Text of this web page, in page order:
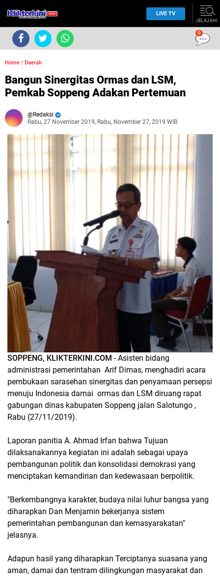
LIVE TV
JELAJAHI
Home / Daerah
Bangun Sinergitas Ormas dan LSM,
Pemkab Soppeng Adakan Pertemuan
Redaksi
Rabu, 27 November 2019, Rabu, November 27, 2019 WIB
SOPPENG, KLIKTERKINI.COM - Asisten bidang
administrasi pemerintahan Arif Dimas, menghadiri acara
pembukaan sarasehan sinergitas dan penyamaan persepsi
menuju Indonesia damai ormas dan LSM diruang rapat
gabungan dinas kabupaten Soppeng jalan Salotungo ,
Rabu (27/11/2019).
Laporan panitia A. Ahmad Irfan bahwa Tujuan
dilaksanakannya kegiatan ini adalah sebagai upaya
pembangunan politik dan konsolidasi demokrasi yang
menciptakan kemandirian dan kedewasaan berpolitik.
"Berkembangnya karakter, budaya nilai luhur bangsa yang
diharapkan Dan Menjamin bekerjanya sistem
pemerintahan pembangunan dan kemasyarakatan"
jelasnya.
Adapun hasil yang diharapkan Terciptanya suasana yang
aman, damai dan tentram dilingkungan masyarakat dan
0